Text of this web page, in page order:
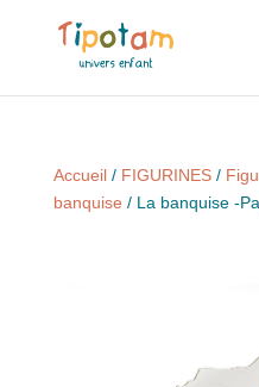
Accueil/ FIGURINES/
banquise / La banquise -